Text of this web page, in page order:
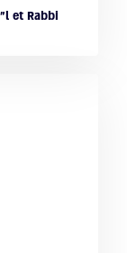
et Rabbi